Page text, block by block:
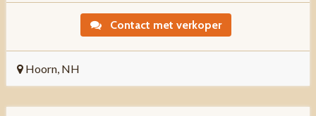
Contact met verkoper
Hoorn, NH